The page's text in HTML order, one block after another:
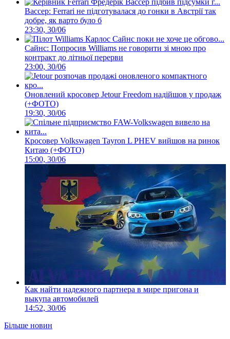
Вассер: Ferrari не підготувалася до гонки в Австрії так
добре, як варто було б
23:30, 30/06
Сайнс: Попросив Williams не говорити зі мною про
контракт до літньої перерви
23:00, 30/06
Оновлений кросовер Jetour Freedom надійшов у продаж
(+ФОТО)
19:30, 30/06
Кросовер Volkswagen Tayron L PHEV вийшов на ринок
Китаю (+ФОТО)
15:00, 30/06
Как найти надежного партнера в мире пригона и
выкупа автомобилей
14:52, 30/06
Більше новин